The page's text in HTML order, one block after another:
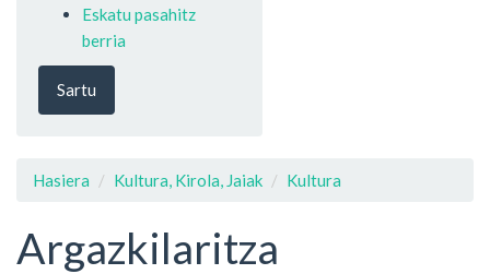
Eskatu pasahitz
berria
Sartu
Hasiera Kultura, Kirola, Jaiak Kultura
Argazkilaritza